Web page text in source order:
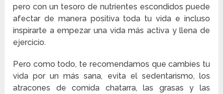
pero con un tesoro de nutrientes escondidos puede
afectar de manera positiva toda tu vida e incluso
inspirarte a empezar una vida más activa y llena de
ejercicio.
Pero como todo, te recomendamos que cambies tu
vida por un más sana, evita el sedentarismo, los
atracones de comida chatarra, las grasas y las